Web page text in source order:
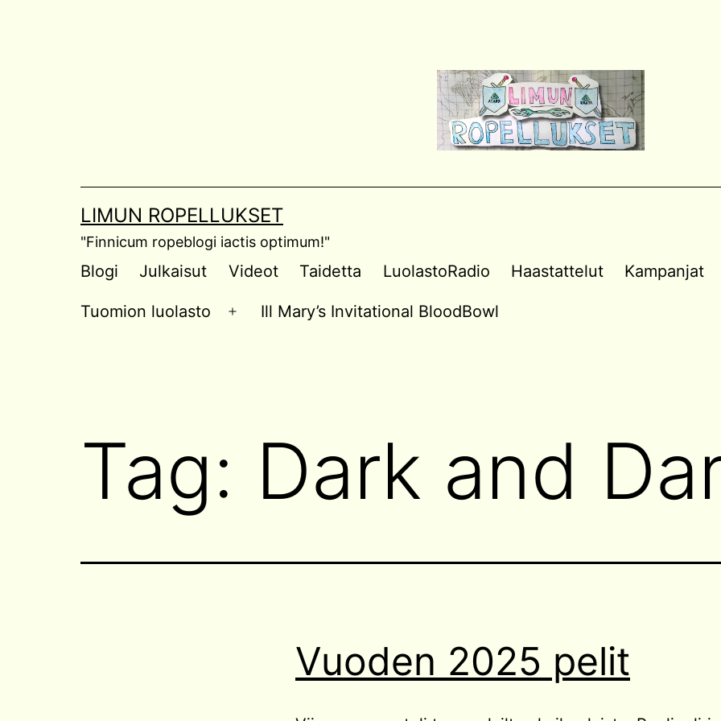
LIMUN ROPELLUKSET
"Finnicum ropeblogi iactis optimum!"
Blogi Julkaisut Videot Taidetta LuolastoRadio Haastattelut Kampanjat
Tuomion luolasto
Open
Ill Mary’s Invitational BloodBowl
Tag: Dark and
Vuoden 2025 pelit